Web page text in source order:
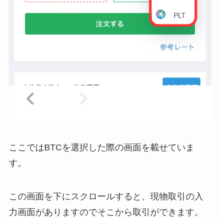
ここではBTCを選択した際の画面を載せていま
す。
この画面を下にスクロールすると、現物取引の入
力画面がありますのでそこから取引ができます。